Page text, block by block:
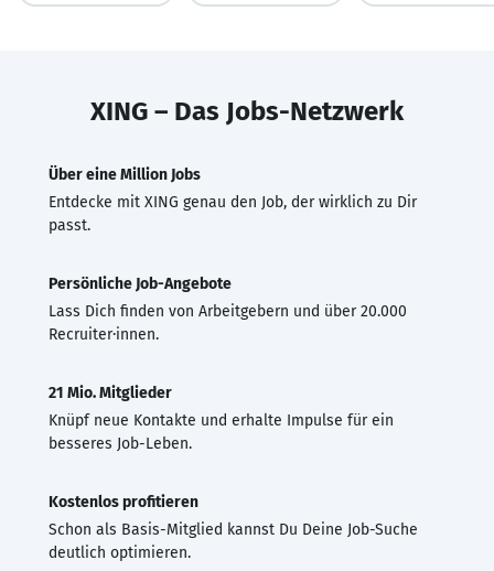
XING – Das Jobs-Netzwerk
Über eine Million Jobs
Entdecke mit XING genau den Job, der wirklich zu Dir
passt.
Persönliche Job-Angebote
Lass Dich finden von Arbeitgebern und über 20.000
Recruiter·innen.
21 Mio. Mitglieder
Knüpf neue Kontakte und erhalte Impulse für ein
besseres Job-Leben.
Kostenlos profitieren
Schon als Basis-Mitglied kannst Du Deine Job-Suche
deutlich optimieren.